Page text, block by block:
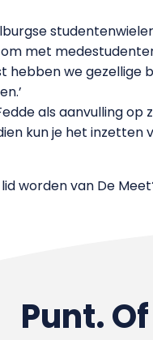
met
we gezellige
als aanvulling
kun je het
worden van De
Punt.